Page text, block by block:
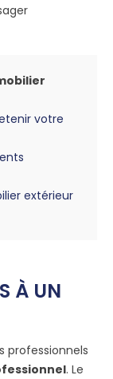
votre
extérieur
À UN
professionnels
. Le